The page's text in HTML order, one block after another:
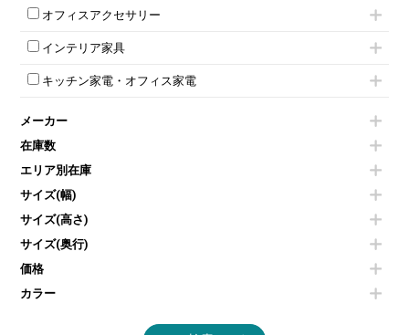
ダイヤル錠ロッカー
ワードローブ・クローゼット
会議テーブルW1800～
平行スタックテーブル
会議テーブルその他
ミーティングチェアその他
パーテーションその他
壁掛けホワイトボード
ホワイトボードその他
電話機（ビジネスフォン）
シュレッダー
スクリーン
その他OA機器
オフィスアクセサリー
チェア用台車
演台・講演台・演説台
防音パネル
コートハンガー・ポールハンガー
傘立て
食器棚・キッチンキャビネット
カタログスタンド
オフィスアクセサリーその他
インテリア家具
モールドチェア
ダイニングチェア
カウンターテーブル
センターテーブル・サイドテーブル
ベンチ・スツール
ソファ
シェルフ
ダストボックス（ゴミ箱）
インテリア家具その他
キッチン家電・オフィス家電
冷蔵庫・洗濯機
空気清浄機・加湿器
液晶テレビ・モニター類
エアコン
照明機器
掃除機
季節家電
メーカー
在庫数
エリア別在庫
サイズ(幅)
サイズ(高さ)
サイズ(奥行)
価格
カラー